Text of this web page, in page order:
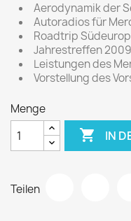
Aerodynamik der
Autoradios für
Roadtrip
Jahrestreffen
Leistungen des
Vorstellung des
Menge
 IN
Teilen